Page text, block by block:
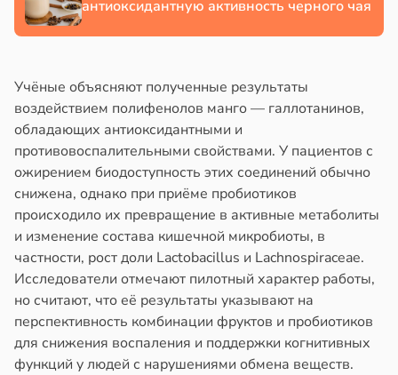
антиоксидантную активность черного чая
Учёные объясняют полученные результаты
воздействием полифенолов манго — галлотанинов,
обладающих антиоксидантными и
противовоспалительными свойствами. У пациентов с
ожирением биодоступность этих соединений обычно
снижена, однако при приёме пробиотиков
происходило их превращение в активные метаболиты
и изменение состава кишечной микробиоты, в
частности, рост доли Lactobacillus и Lachnospiraceae.
Исследователи отмечают пилотный характер работы,
но считают, что её результаты указывают на
перспективность комбинации фруктов и пробиотиков
для снижения воспаления и поддержки когнитивных
функций у людей с нарушениями обмена веществ.
20:37